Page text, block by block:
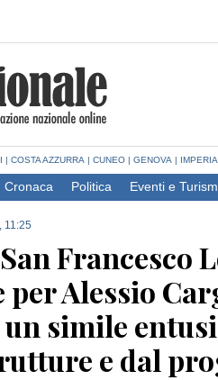
| COSTA AZZURRA | CUNEO | GENOVA | IMPERIA
Cronaca Politica Eventi e
11:25
Francesco
Alessio
simile
e dal